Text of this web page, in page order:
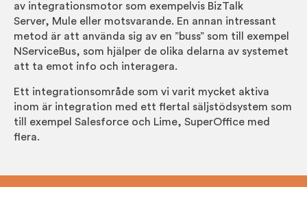
av integrationsmotor som exempelvis BizTalk
Server, Mule eller motsvarande. En annan intressant
metod är att använda sig av en ”buss” som till exempel
NServiceBus, som hjälper de olika delarna av systemet
att ta emot info och interagera.
Ett integrationsområde som vi varit mycket aktiva
inom är integration med ett flertal säljstödsystem som
till exempel Salesforce och Lime, SuperOffice med
flera.